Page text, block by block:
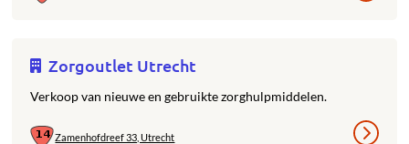
Zorgoutlet Utrecht
Verkoop van nieuwe en gebruikte zorghulpmiddelen.
Zamenhofdreef 33, Utrecht